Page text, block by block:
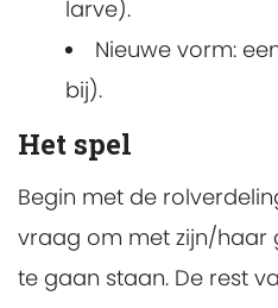
larve).
Nieuwe vorm:
bij).
Het spel
Begin met de
vraag om met zijn/haar
te gaan staan. De rest